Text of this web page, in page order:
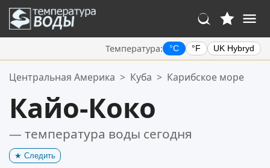
Температура: °C °F UK Hybryd
Ваше избранное:
Центральная Америка > Куба > Карибское море
Кайо-Коко
— температура воды сегодня
★ Следить